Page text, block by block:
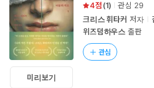
미리보기
4 (1) 관심 29
크리스 휘타커 저자
위즈덤하우스 출판
관심